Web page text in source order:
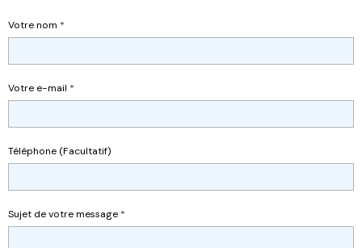
Votre nom
Votre e-mail
Téléphone (Facultatif)
Sujet de votre message